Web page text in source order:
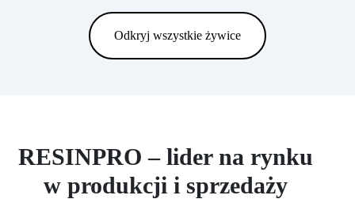
Odkryj wszystkie żywice
RESINPRO – lider na rynku
w produkcji i sprzedaży